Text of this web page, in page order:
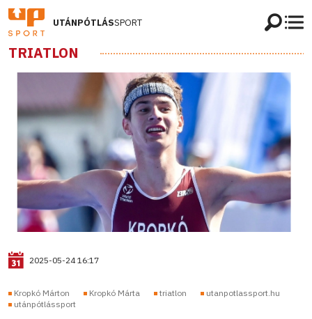
UTÁNPÓTLÁSSPORT
TRIATLON
2025-05-24 16:17
Kropkó Márton Kropkó Márta triatlon
utanpotlassport.hu
utánpótlássport